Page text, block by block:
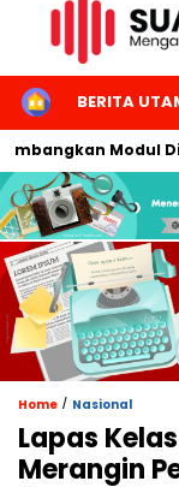
HOMEBERITA
Modul
Home / Nasional
Lapas
Merangin